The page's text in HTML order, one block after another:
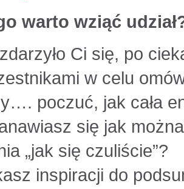
warto wziąć
Ci się, po
w celu
poczuć, jak cała
się jak
„jak się czuliście”?
inspiracji do